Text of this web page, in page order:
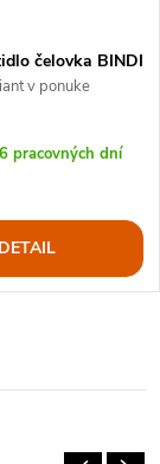
čelovka BINDI
v ponuke
pracovných dní
DETAIL